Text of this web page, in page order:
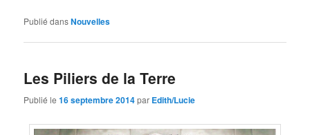
Publié dansNouvelles
Les Piliers de la Terre
Publié le16 septembre 2014par Edith/Lucie